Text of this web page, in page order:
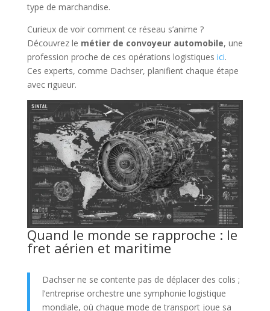
type de marchandise.
Curieux de voir comment ce réseau s’anime ?
Découvrez le métier de convoyeur automobile, une
profession proche de ces opérations logistiques ici.
Ces experts, comme Dachser, planifient chaque étape
avec rigueur.
Quand le monde se rapproche : le
fret aérien et maritime
Dachser ne se contente pas de déplacer des colis ;
l’entreprise orchestre une symphonie logistique
mondiale, où chaque mode de transport joue sa